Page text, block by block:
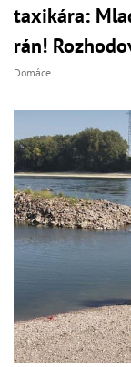
taxikára:
rán!
Domáce